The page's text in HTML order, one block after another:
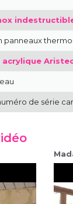
panneaux
acrylique
de série